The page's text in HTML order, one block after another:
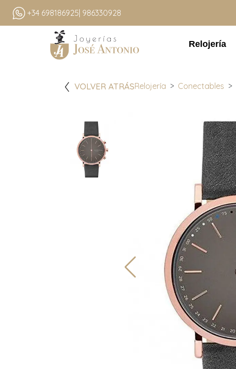
+34 698186925 | 986330928
Relojería
VOLVER ATRÁSRelojería Conectables